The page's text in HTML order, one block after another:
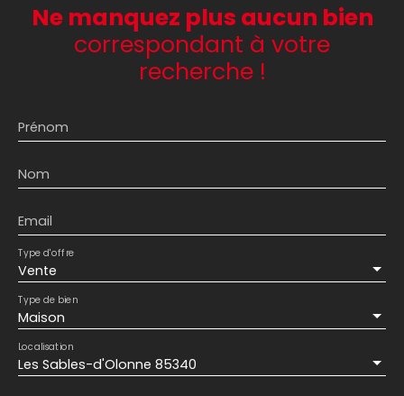
Ne manquez plus aucun bien
correspondant à votre
recherche !
Prénom
Nom
Email
Vente
Type d'offre
Maison
Type de bien
Les Sables-d'Olonne 85340
Localisation